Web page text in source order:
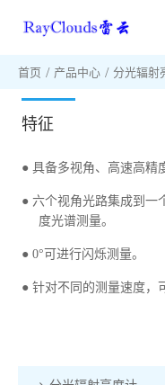
首页 产品中心 分光辐射
特征
● 具备多视角、高速高精
● 六个视角光路集成到一
度光谱测量。
● 0°可进行闪烁测量。
● 针对不同的测量速度，